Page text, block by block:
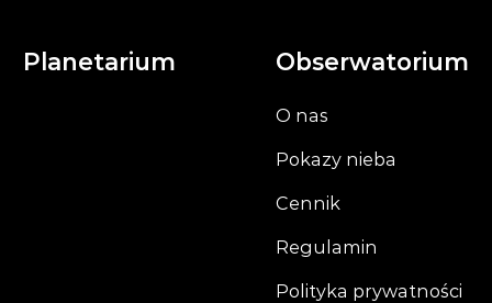
Planetarium Obserwatorium
O nas
Pokazy nieba
Cennik
Regulamin
Polityka prywatności